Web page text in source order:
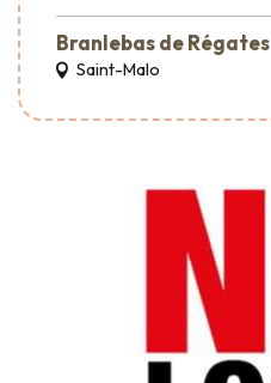
Branlebas de Régates
Saint-Malo